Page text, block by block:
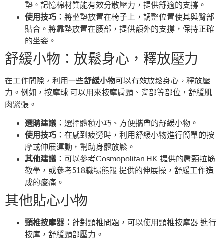
墊。記憶棉材質能有效分散壓力，提供舒適的支撐。
使用技巧： 將坐墊放置在椅子上，調整位置使其與臀部
貼合。將靠墊放置在腰部，提供額外的支撐，保持正確
的坐姿。
舒緩小物：放鬆身心，釋放壓力
在工作間隙，利用一些舒緩小物可以有效放鬆身心，釋放壓
力。例如，按摩球 可以用來按摩肩頸、背部等部位，舒緩肌
肉緊張。
選購建議： 選擇體積小巧、方便攜帶的舒緩小物。
使用技巧： 在感到疲勞時，利用舒緩小物進行簡單的按
摩或伸展運動，幫助身體放鬆。
其他建議： 可以參考Cosmopolitan HK 提供的肩頸拉筋
教學，或參考518職場熊報 提供的伸展操，舒緩工作造
成的痠痛。
其他貼心小物
頸椎按摩器： 針對頸椎問題，可以使用頸椎按摩器 進行
按摩，舒緩頸部壓力。